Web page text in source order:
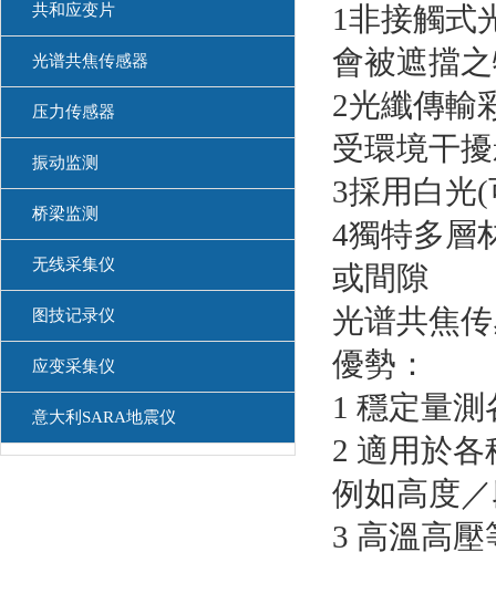
共和应变片
光谱共焦传感器
压力传感器
振动监测
桥梁监测
无线采集仪
图技记录仪
应变采集仪
意大利SARA地震仪
1非接觸式
會被遮擋
2光纖傳輸
受環境干
3採用白光
4獨特多層
或間隙
光谱共焦
優勢：
1 穩定量
2 適用於
例如高度
3 高溫高